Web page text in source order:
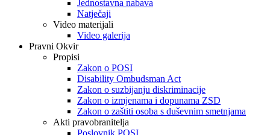
Jednostavna nabava
Natječaji
Video materijali
Video galerija
Pravni Okvir
Propisi
Zakon o POSI
Disability Ombudsman Act
Zakon o suzbijanju diskriminacije
Zakon o izmjenama i dopunama ZSD
Zakon o zaštiti osoba s duševnim smetnjama
Akti pravobranitelja
Poslovnik POSI